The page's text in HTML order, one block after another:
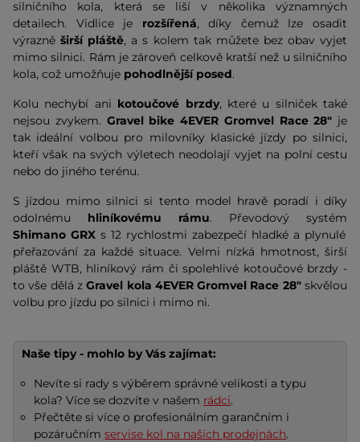
silničního kola, která se liší v několika významných
detailech. Vidlice je rozšířená, díky čemuž lze osadit
výrazně širší pláště, a s kolem tak můžete bez obav vyjet
mimo silnici. Rám je zároveň celkově kratší než u silničního
kola, což umožňuje pohodlnější posed.
Kolu nechybí ani kotoučové brzdy, které u silniček také
nejsou zvykem. Gravel bike 4EVER Gromvel Race 28" je
tak ideální volbou pro milovníky klasické jízdy po silnici,
kteří však na svých výletech neodolají vyjet na polní cestu
nebo do jiného terénu.
S jízdou mimo silnici si tento model hravě poradí i díky
odolnému hliníkovému rámu. Převodový systém
Shimano GRX s 12 rychlostmi zabezpečí hladké a plynulé
přeřazování za každé situace. Velmi nízká hmotnost, širší
pláště WTB, hliníkový rám či spolehlivé kotoučové brzdy -
to vše dělá zGravel kola 4EVER Gromvel Race 28" skvělou
volbu pro jízdu po silnici i mimo ni.
Naše tipy - mohlo by Vás zajímat:
Nevíte si rady s výběrem správné velikosti a typu
kola? Více se dozvíte v našem rádci.
Přečtěte si více o profesionálním garančním i
pozáručnímservise kol na našich prodejnách.